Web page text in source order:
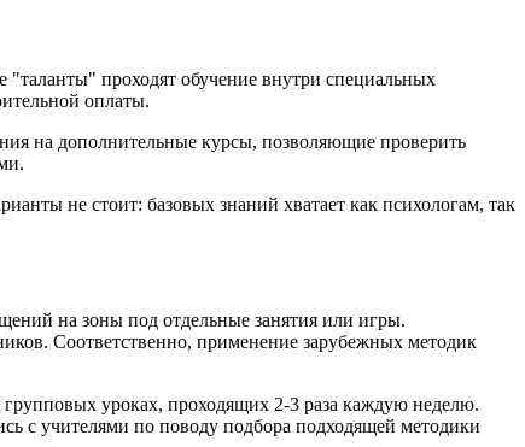
проходят обучение внутри специальных
оплаты.
на дополнительные курсы, позволяющие проверить
не стоит: базовых знаний хватает как психологам, так
на зоны под отдельные занятия или игры.
Соответственно, применение зарубежных методик
уроках, проходящих 2-3 раза каждую неделю.
с учителями по поводу подбора подходящей методики